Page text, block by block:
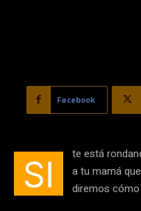
Facebook
SI
te está
a tu mamá
diremos